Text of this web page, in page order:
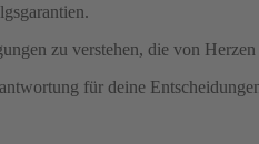
zu verstehen, die von
für deine